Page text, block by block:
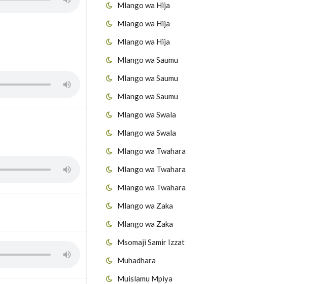
Mlango wa Hija
Mlango wa Hija
Mlango wa Hija
Mlango wa Saumu
Mlango wa Saumu
Mlango wa Saumu
Mlango wa Swala
Mlango wa Swala
Mlango wa Twahara
Mlango wa Twahara
Mlango wa Twahara
Mlango wa Zaka
Mlango wa Zaka
Msomaji Samir Izzat
Muhadhara
Muislamu Mpiya